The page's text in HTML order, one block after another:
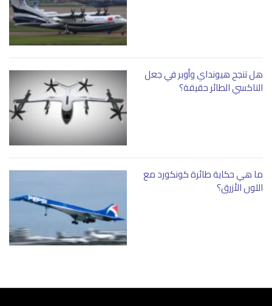
هل تنجح هيونداي وأوبر في جعل
التاكسي الطائر حقيقة؟
ما هي حكاية طائرة كونكورد مع
اللون الأزرق؟